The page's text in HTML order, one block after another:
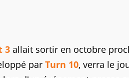
3 allait sortir en octobre
par Turn 10, verra le